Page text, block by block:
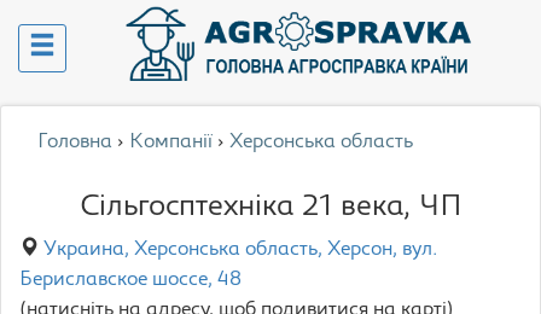
Головна › Компанії › Херсонська область
Сільгосптехніка 21 века, ЧП
Украина, Херсонська область, Херсон, вул.
Бериславское шоссе, 48